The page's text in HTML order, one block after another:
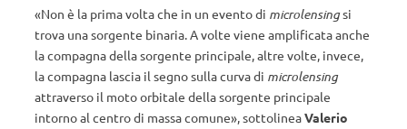
«Non è la prima volta che in un evento di microlensingsi
trova una sorgente binaria. A volte viene amplificata anche
la compagna della sorgente principale, altre volte, invece,
la compagna lascia il segno sulla curva di microlensing
attraverso il moto orbitale della sorgente principale
intorno al centro di massa comune», sottolineaValerio